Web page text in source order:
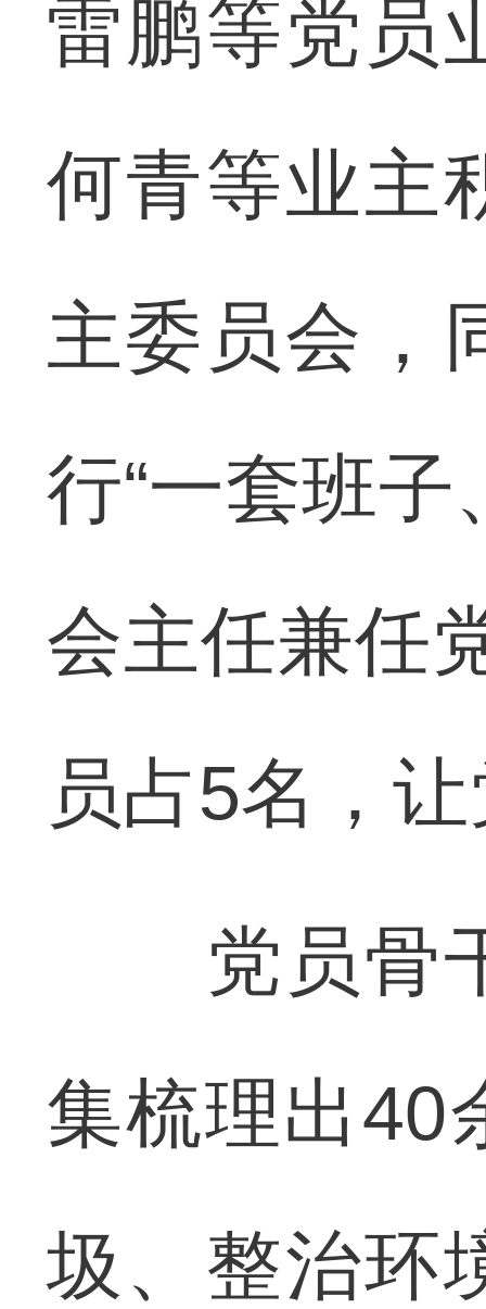
雷鹏等党员
何青等业主
主委员会，
行“一套班
会主任兼任
员占5名，
党员骨干
集梳理出40
圾、整治环